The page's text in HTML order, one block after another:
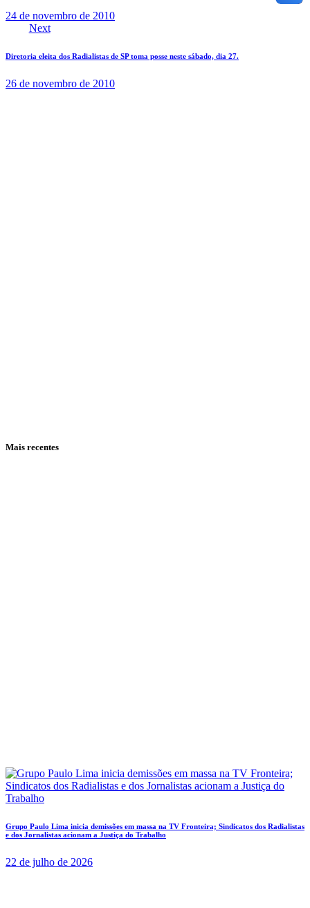
24 de novembro de 2010
Next
Diretoria eleita dos Radialistas de SP toma posse neste sábado, dia 27.
26 de novembro de 2010
Mais recentes
Grupo Paulo Lima inicia demissões em massa na TV Fronteira; Sindicatos dos Radialistas
e dos Jornalistas acionam a Justiça do Trabalho
22 de julho de 2026